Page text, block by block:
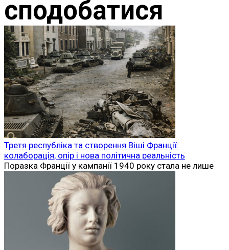
сподобатися
Третя республіка та створення Віші Франції:
колаборація, опір і нова політична реальність
Поразка Франції у кампанії 1940 року стала не лише